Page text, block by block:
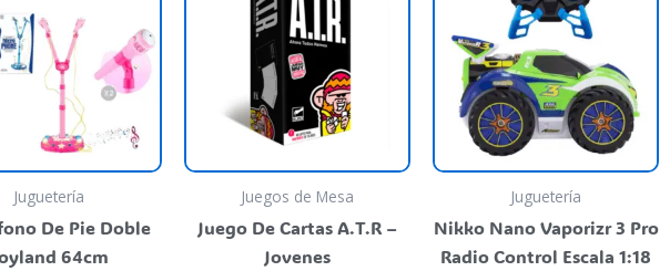
Juguetería
De Pie Doble
64cm
se
elegir
Juegos de Mesa
Juego De Cartas A.T.R –
Jovenes
Juguetería
Nikko Nano Vaporizr 3 Pro
Radio Control Escala 1:18